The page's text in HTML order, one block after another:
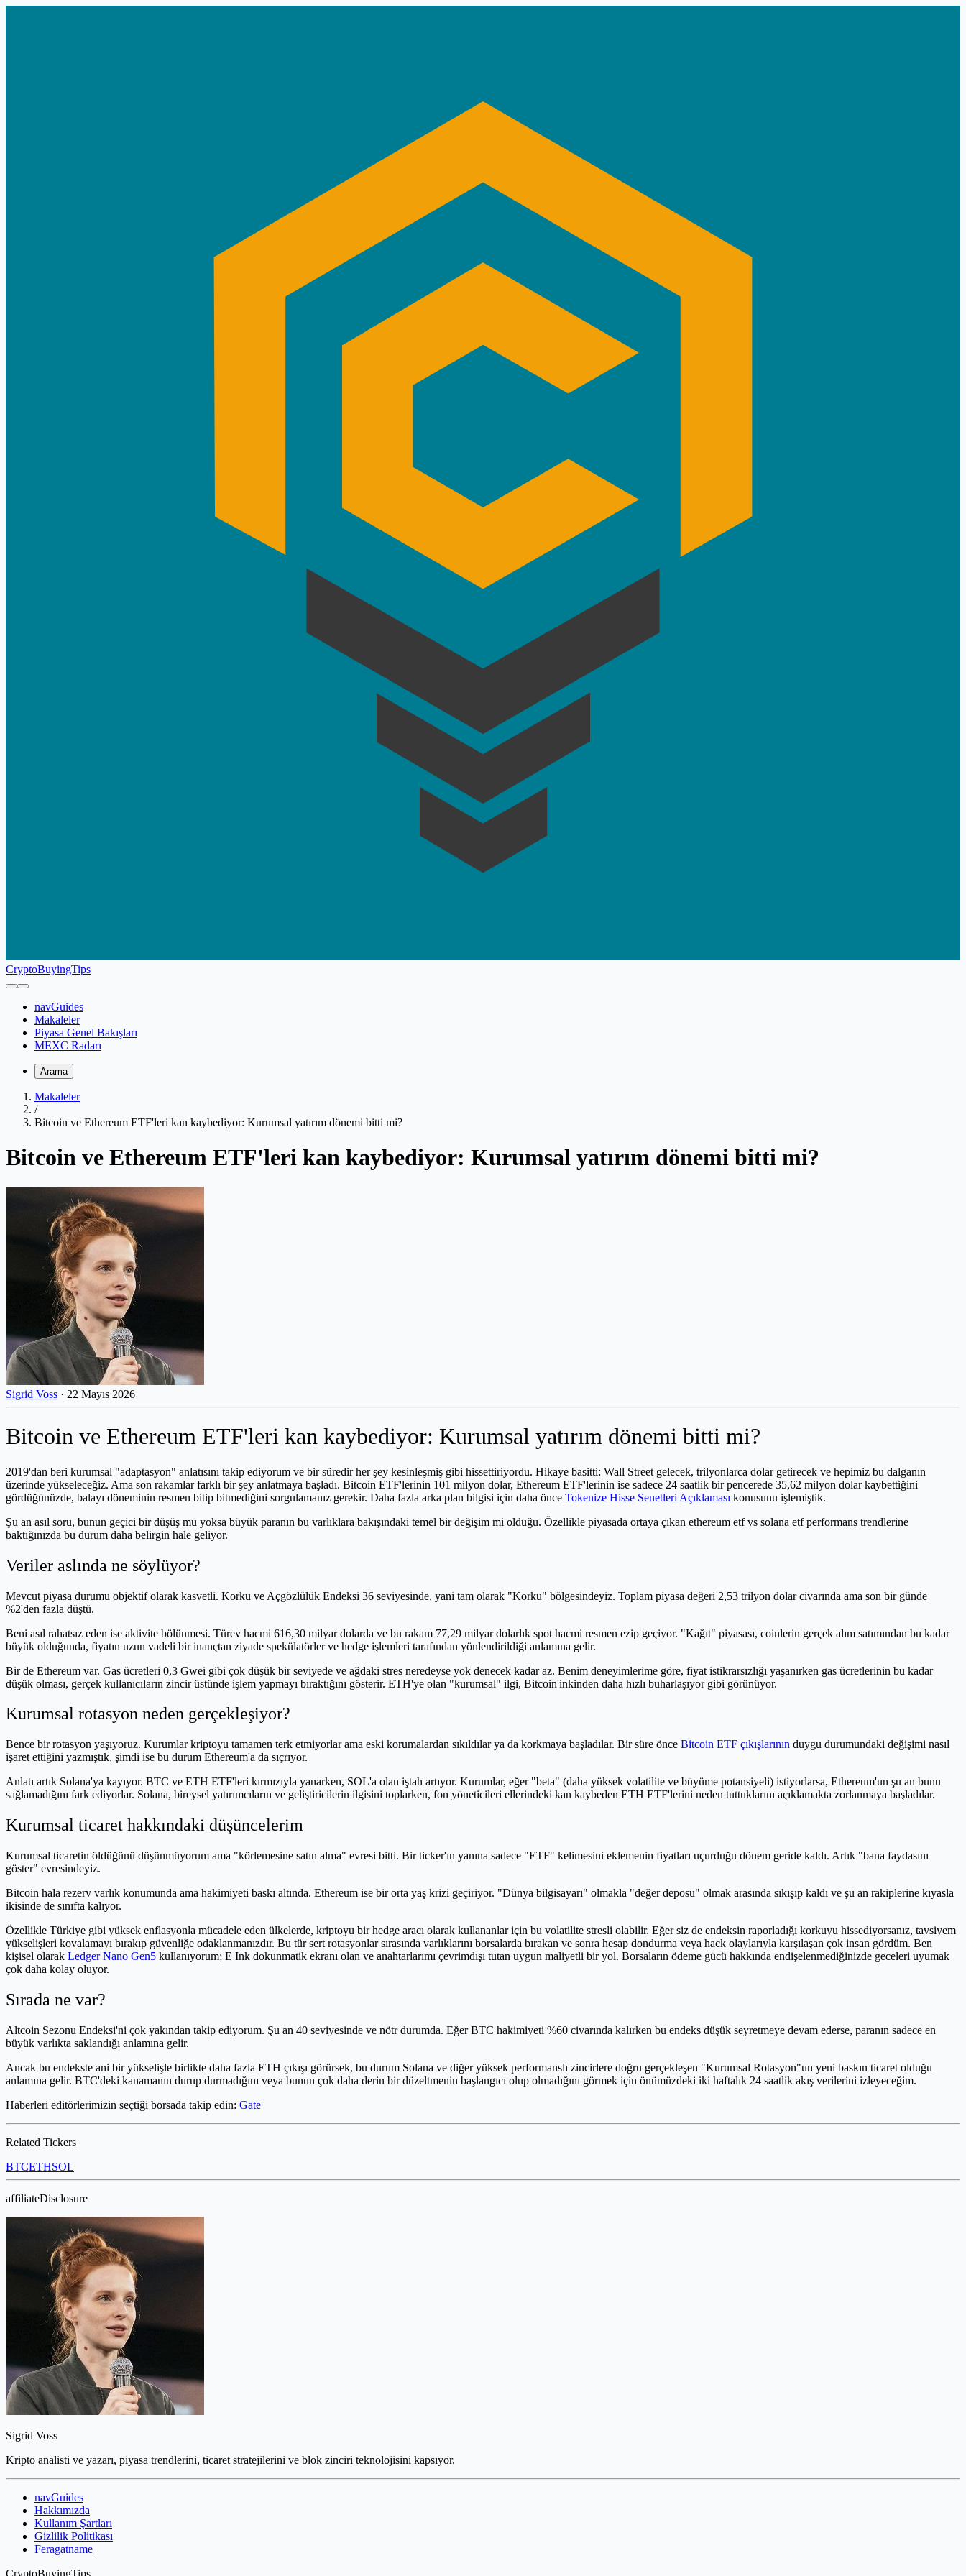
CryptoBuyingTips
navGuides
Makaleler
Piyasa Genel Bakışları
MEXC Radarı
Arama
Makaleler
/
Bitcoin ve Ethereum ETF'leri kan kaybediyor: Kurumsal yatırım dönemi bitti mi?
Bitcoin ve Ethereum ETF'leri kan kaybediyor: Kurumsal yatırım dönemi bitti mi?
Sigrid Voss · 22 Mayıs 2026
Bitcoin ve Ethereum ETF'leri kan kaybediyor: Kurumsal yatırım dönemi bitti mi?
2019'dan beri kurumsal "adaptasyon" anlatısını takip ediyorum ve bir süredir her şey kesinleşmiş gibi hissettiriyordu. Hikaye basitti: Wall Street gelecek, trilyonlarca dolar getirecek ve hepimiz bu dalganın
üzerinde yükseleceğiz. Ama son rakamlar farklı bir şey anlatmaya başladı. Bitcoin ETF'lerinin 101 milyon dolar, Ethereum ETF'lerinin ise sadece 24 saatlik bir pencerede 35,62 milyon dolar kaybettiğini
gördüğünüzde, balayı döneminin resmen bitip bitmediğini sorgulamanız gerekir. Daha fazla arka plan bilgisi için daha önce Tokenize Hisse Senetleri Açıklaması konusunu işlemiştik.
Şu an asıl soru, bunun geçici bir düşüş mü yoksa büyük paranın bu varlıklara bakışındaki temel bir değişim mi olduğu. Özellikle piyasada ortaya çıkan ethereum etf vs solana etf performans trendlerine
baktığınızda bu durum daha belirgin hale geliyor.
Veriler aslında ne söylüyor?
Mevcut piyasa durumu objektif olarak kasvetli. Korku ve Açgözlülük Endeksi 36 seviyesinde, yani tam olarak "Korku" bölgesindeyiz. Toplam piyasa değeri 2,53 trilyon dolar civarında ama son bir günde
%2'den fazla düştü.
Beni asıl rahatsız eden ise aktivite bölünmesi. Türev hacmi 616,30 milyar dolarda ve bu rakam 77,29 milyar dolarlık spot hacmi resmen ezip geçiyor. "Kağıt" piyasası, coinlerin gerçek alım satımından bu kadar
büyük olduğunda, fiyatın uzun vadeli bir inançtan ziyade spekülatörler ve hedge işlemleri tarafından yönlendirildiği anlamına gelir.
Bir de Ethereum var. Gas ücretleri 0,3 Gwei gibi çok düşük bir seviyede ve ağdaki stres neredeyse yok denecek kadar az. Benim deneyimlerime göre, fiyat istikrarsızlığı yaşanırken gas ücretlerinin bu kadar
düşük olması, gerçek kullanıcıların zincir üstünde işlem yapmayı bıraktığını gösterir. ETH'ye olan "kurumsal" ilgi, Bitcoin'inkinden daha hızlı buharlaşıyor gibi görünüyor.
Kurumsal rotasyon neden gerçekleşiyor?
Bence bir rotasyon yaşıyoruz. Kurumlar kriptoyu tamamen terk etmiyorlar ama eski korumalardan sıkıldılar ya da korkmaya başladılar. Bir süre önce Bitcoin ETF çıkışlarının duygu durumundaki değişimi nasıl
işaret ettiğini yazmıştık, şimdi ise bu durum Ethereum'a da sıçrıyor.
Anlatı artık Solana'ya kayıyor. BTC ve ETH ETF'leri kırmızıyla yanarken, SOL'a olan iştah artıyor. Kurumlar, eğer "beta" (daha yüksek volatilite ve büyüme potansiyeli) istiyorlarsa, Ethereum'un şu an bunu
sağlamadığını fark ediyorlar. Solana, bireysel yatırımcıların ve geliştiricilerin ilgisini toplarken, fon yöneticileri ellerindeki kan kaybeden ETH ETF'lerini neden tuttuklarını açıklamakta zorlanmaya başladılar.
Kurumsal ticaret hakkındaki düşüncelerim
Kurumsal ticaretin öldüğünü düşünmüyorum ama "körlemesine satın alma" evresi bitti. Bir ticker'ın yanına sadece "ETF" kelimesini eklemenin fiyatları uçurduğu dönem geride kaldı. Artık "bana faydasını
göster" evresindeyiz.
Bitcoin hala rezerv varlık konumunda ama hakimiyeti baskı altında. Ethereum ise bir orta yaş krizi geçiriyor. "Dünya bilgisayarı" olmakla "değer deposu" olmak arasında sıkışıp kaldı ve şu an rakiplerine kıyasla
ikisinde de sınıfta kalıyor.
Özellikle Türkiye gibi yüksek enflasyonla mücadele eden ülkelerde, kriptoyu bir hedge aracı olarak kullananlar için bu volatilite stresli olabilir. Eğer siz de endeksin raporladığı korkuyu hissediyorsanız, tavsiyem
yükselişleri kovalamayı bırakıp güvenliğe odaklanmanızdır. Bu tür sert rotasyonlar sırasında varlıklarını borsalarda bırakan ve sonra hesap dondurma veya hack olaylarıyla karşılaşan çok insan gördüm. Ben
kişisel olarak Ledger Nano Gen5 kullanıyorum; E Ink dokunmatik ekranı olan ve anahtarlarımı çevrimdışı tutan uygun maliyetli bir yol. Borsaların ödeme gücü hakkında endişelenmediğinizde geceleri uyumak
çok daha kolay oluyor.
Sırada ne var?
Altcoin Sezonu Endeksi'ni çok yakından takip ediyorum. Şu an 40 seviyesinde ve nötr durumda. Eğer BTC hakimiyeti %60 civarında kalırken bu endeks düşük seyretmeye devam ederse, paranın sadece en
büyük varlıkta saklandığı anlamına gelir.
Ancak bu endekste ani bir yükselişle birlikte daha fazla ETH çıkışı görürsek, bu durum Solana ve diğer yüksek performanslı zincirlere doğru gerçekleşen "Kurumsal Rotasyon"un yeni baskın ticaret olduğu
anlamına gelir. BTC'deki kanamanın durup durmadığını veya bunun çok daha derin bir düzeltmenin başlangıcı olup olmadığını görmek için önümüzdeki iki haftalık 24 saatlik akış verilerini izleyeceğim.
Haberleri editörlerimizin seçtiği borsada takip edin: Gate
Related Tickers
BTCETHSOL
affiliateDisclosure
Sigrid Voss
Kripto analisti ve yazarı, piyasa trendlerini, ticaret stratejilerini ve blok zinciri teknolojisini kapsıyor.
navGuides
Hakkımızda
Kullanım Şartları
Gizlilik Politikası
Feragatname
CryptoBuyingTips